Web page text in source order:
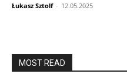
Łukasz Sztolf - 12.05.2025
MOST READ